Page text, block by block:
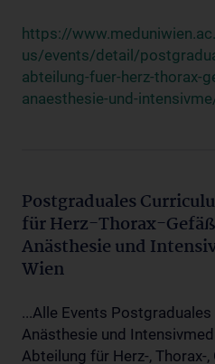
https://
us/events/detail/
abteilung-fuer-herz-thorax-
anaesthesie-und-
Postgraduales
für Herz-Thorax-
Anästhesie und
Wien
...Alle Events
Anästhesie und
Abteilung für Herz-, Thorax-